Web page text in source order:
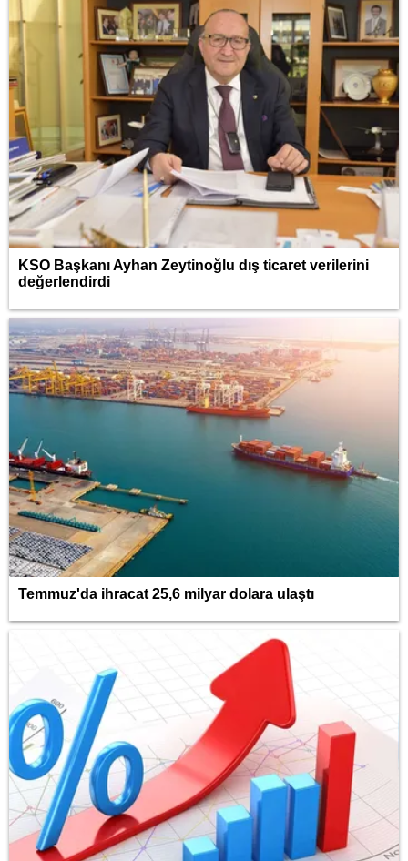
KSO Başkanı Ayhan Zeytinoğlu dış ticaret verilerini
değerlendirdi
Temmuz'da ihracat 25,6 milyar dolara ulaştı